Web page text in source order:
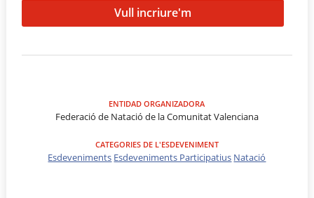
Vull incriure'm
ENTIDAD ORGANIZADORA
Federació de Natació de la Comunitat Valenciana
CATEGORIES DE L'ESDEVENIMENT
Esdeveniments Esdeveniments Participatius Natació